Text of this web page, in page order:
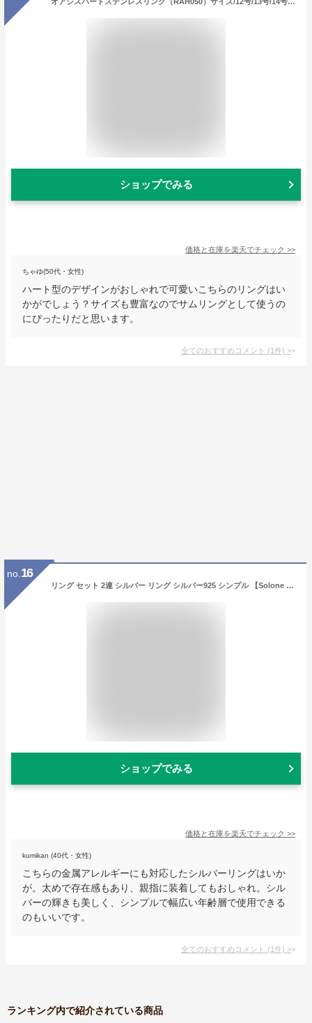
ショップでみる
価格と在庫を楽天でチェック >>
ちゃゆ(50代・女性)
ハート型のデザインがおしゃれで可愛いこちらのリングはい
かがでしょう？サイズも豊富なのでサムリングとして使うの
にぴったりだと思います。
全てのおすすめコメント (1件) >
no. 16
リング セット 2連 シルバー リング シルバー925 シンプル 【Solone ソロネ6mm-2mmセット】 金属アレルギー シルバー ゴールド リング シルバーリング ゴールドリング 太め レディース 親指 人差し指 指輪 おしゃれ 18金 k18 華奢 指輪 ジュエリー アクセサリー
ショップでみる
価格と在庫を楽天でチェック >>
kumikan (40代・女性)
こちらの金属アレルギーにも対応したシルバーリングはいか
が。太めで存在感もあり、親指に装着してもおしゃれ。シル
バーの輝きも美しく、シンプルで幅広い年齢層で使用できる
のもいいです。
全てのおすすめコメント (1件) >
ランキング内で紹介されている商品